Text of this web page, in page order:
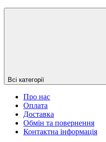
Всі категорії
Про нас
Оплата
Доставка
Обмін та повернення
Контактна інформація